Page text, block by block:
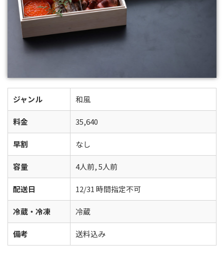
ジャンル 和風
料金 35,640
早割 なし
容量 4人前, 5人前
配送日 12/31 時間指定不可
冷蔵・冷凍 冷蔵
備考 送料込み